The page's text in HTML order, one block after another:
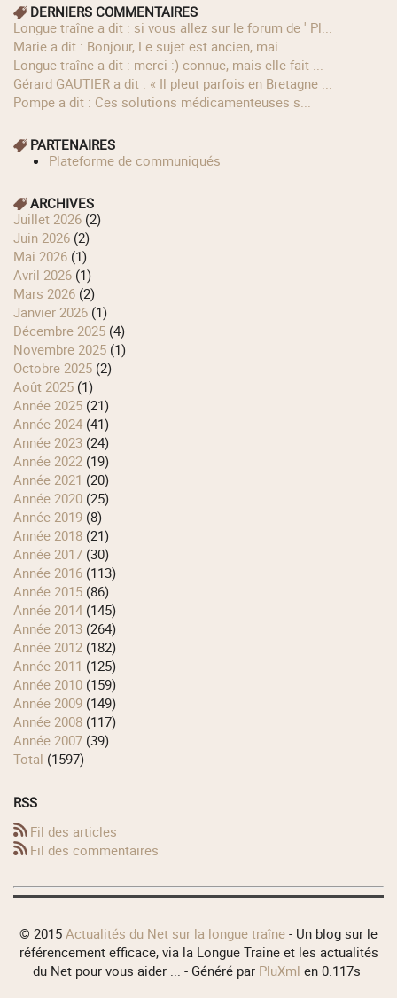
DERNIERS COMMENTAIRES
longue traîne a dit : si vous allez sur le forum de ' Pl...
Marie a dit : Bonjour, Le sujet est ancien, mai...
longue traîne a dit : merci :) connue, mais elle fait ...
Gérard GAUTIER a dit : « Il pleut parfois en Bretagne ...
Pompe a dit : Ces solutions médicamenteuses s...
PARTENAIRES
Plateforme de communiqués
ARCHIVES
juillet 2026 (2)
juin 2026 (2)
mai 2026 (1)
avril 2026 (1)
mars 2026 (2)
janvier 2026 (1)
décembre 2025 (4)
novembre 2025 (1)
octobre 2025 (2)
août 2025 (1)
année 2025 (21)
année 2024 (41)
année 2023 (24)
année 2022 (19)
année 2021 (20)
année 2020 (25)
année 2019 (8)
année 2018 (21)
année 2017 (30)
année 2016 (113)
année 2015 (86)
année 2014 (145)
année 2013 (264)
année 2012 (182)
année 2011 (125)
année 2010 (159)
année 2009 (149)
année 2008 (117)
année 2007 (39)
total (1597)
RSS
Fil des articles
Fil des commentaires
© 2015 Actualités du Net sur la longue traîne - Un blog sur le
référencement efficace, via la Longue Traine et les actualités
du Net pour vous aider ... - Généré par PluXml en 0.117s